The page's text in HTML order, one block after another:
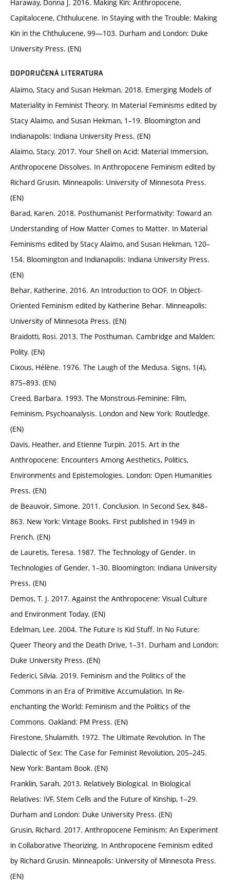
Haraway, Donna J. 2016. Making Kin: Anthropocene,
Capitalocene, Chthulucene. In Staying with the Trouble: Making
Kin in the Chthulucene, 99—103. Durham and London: Duke
University Press. (EN)
DOPORUČENÁ LITERATURA
Alaimo, Stacy and Susan Hekman. 2018. Emerging Models of
Materiality in Feminist Theory. In Material Feminisms edited by
Stacy Alaimo, and Susan Hekman, 1–19. Bloomington and
Indianapolis: Indiana University Press. (EN)
Alaimo, Stacy. 2017. Your Shell on Acid: Material Immersion,
Anthropocene Dissolves. In Anthropocene Feminism edited by
Richard Grusin. Minneapolis: University of Minnesota Press.
(EN)
Barad, Karen. 2018. Posthumanist Performativity: Toward an
Understanding of How Matter Comes to Matter. In Material
Feminisms edited by Stacy Alaimo, and Susan Hekman, 120–
154. Bloomington and Indianapolis: Indiana University Press.
(EN)
Behar, Katherine. 2016. An Introduction to OOF. In Object-
Oriented Feminism edited by Katherine Behar. Minneapolis:
University of Minnesota Press. (EN)
Braidotti, Rosi. 2013. The Posthuman. Cambridge and Malden:
Polity. (EN)
Cixous, Hélène. 1976. The Laugh of the Medusa. Signs, 1(4),
875–893. (EN)
Creed, Barbara. 1993. The Monstrous-Feminine: Film,
Feminism, Psychoanalysis. London and New York: Routledge.
(EN)
Davis, Heather, and Etienne Turpin. 2015. Art in the
Anthropocene: Encounters Among Aesthetics, Politics,
Environments and Epistemologies. London: Open Humanities
Press. (EN)
de Beauvoir, Simone. 2011. Conclusion. In Second Sex, 848–
863. New York: Vintage Books. First published in 1949 in
French. (EN)
de Lauretis, Teresa. 1987. The Technology of Gender. In
Technologies of Gender, 1–30. Bloomington: Indiana University
Press. (EN)
Demos, T. J. 2017. Against the Anthropocene: Visual Culture
and Environment Today. (EN)
Edelman, Lee. 2004. The Future Is Kid Stuff. In No Future:
Queer Theory and the Death Drive, 1–31. Durham and London:
Duke University Press. (EN)
Federici, Silvia. 2019. Feminism and the Politics of the
Commons in an Era of Primitive Accumulation. In Re-
enchanting the World: Feminism and the Politics of the
Commons. Oakland: PM Press. (EN)
Firestone, Shulamith. 1972. The Ultimate Revolution. In The
Dialectic of Sex: The Case for Feminist Revolution, 205–245.
New York: Bantam Book. (EN)
Franklin, Sarah. 2013. Relatively Biological. In Biological
Relatives: IVF, Stem Cells and the Future of Kinship, 1–29.
Durham and London: Duke University Press. (EN)
Grusin, Richard. 2017. Anthropocene Feminism: An Experiment
in Collaborative Theorizing. In Anthropocene Feminism edited
by Richard Grusin. Minneapolis: University of Minnesota Press.
(EN)